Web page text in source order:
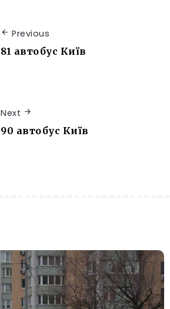
Previous
81 автобус Київ
Next
90 автобус Київ